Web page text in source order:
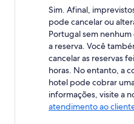
alterações.
Sim. Afinal,
pode cancelar ou
Portugal sem
a reserva. Você
cancelar as reservas
horas. No entanto, a
hotel pode cobrar
informações, visite a
atendimento ao